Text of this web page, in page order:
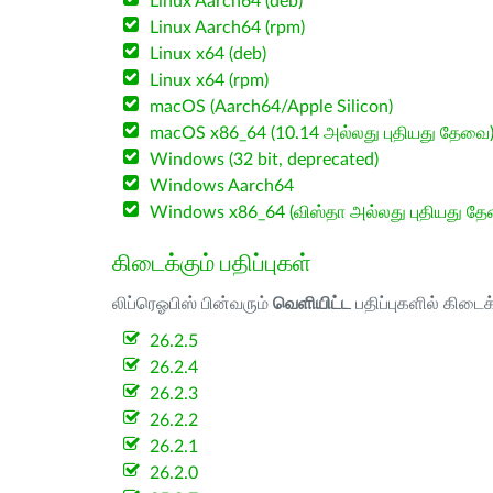
Linux Aarch64 (rpm)
Linux x64 (deb)
Linux x64 (rpm)
macOS (Aarch64/Apple Silicon)
macOS x86_64 (10.14 அல்லது புதியது தேவை)
Windows (32 bit, deprecated)
Windows Aarch64
Windows x86_64 (விஸ்தா அல்லது புதியது
கிடைக்கும் பதிப்புகள்
லிப்ரெஓபிஸ் பின்வரும் வெளியிட்ட பதிப்புகளில்
26.2.5
26.2.4
26.2.3
26.2.2
26.2.1
26.2.0